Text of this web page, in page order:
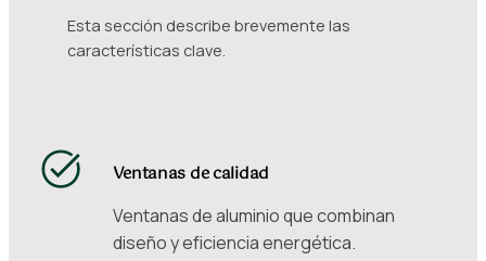
Esta sección describe brevemente las
características clave.
Ventanas de calidad
Ventanas de aluminio que combinan
diseño y eficiencia energética.